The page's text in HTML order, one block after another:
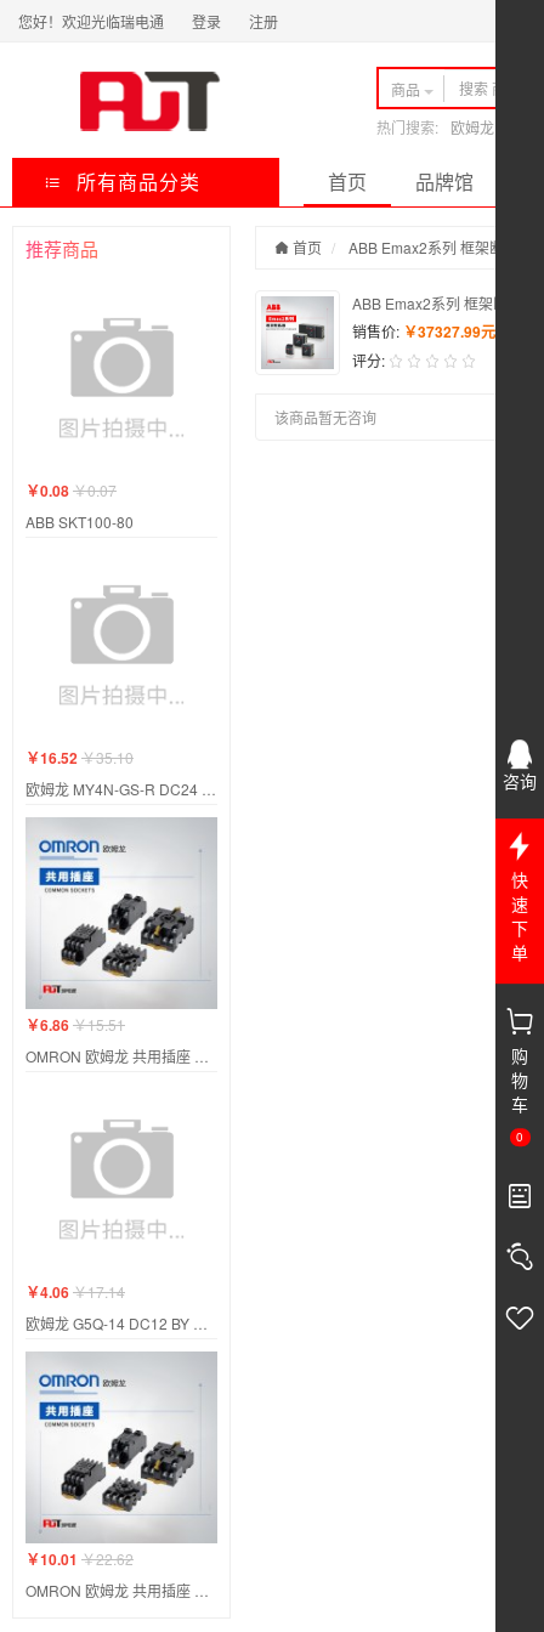
您好！欢迎光临瑞电通 登录 注册
商品
热门搜索:
欧姆龙
所有商品分类 首页 品牌馆
咨询
快
速
下
单
购
物
车
0
推荐商品
￥0.08￥0.07
ABB SKT100-80
￥16.52￥35.10
￥6.86￥15.51
￥4.06￥17.14
￥10.01 ￥22.62
首页 ABB Emax2系列 框架断路器
ABB Emax2系列 框架断路器
销售价: ￥37327.99元
评分:
该商品暂无咨询